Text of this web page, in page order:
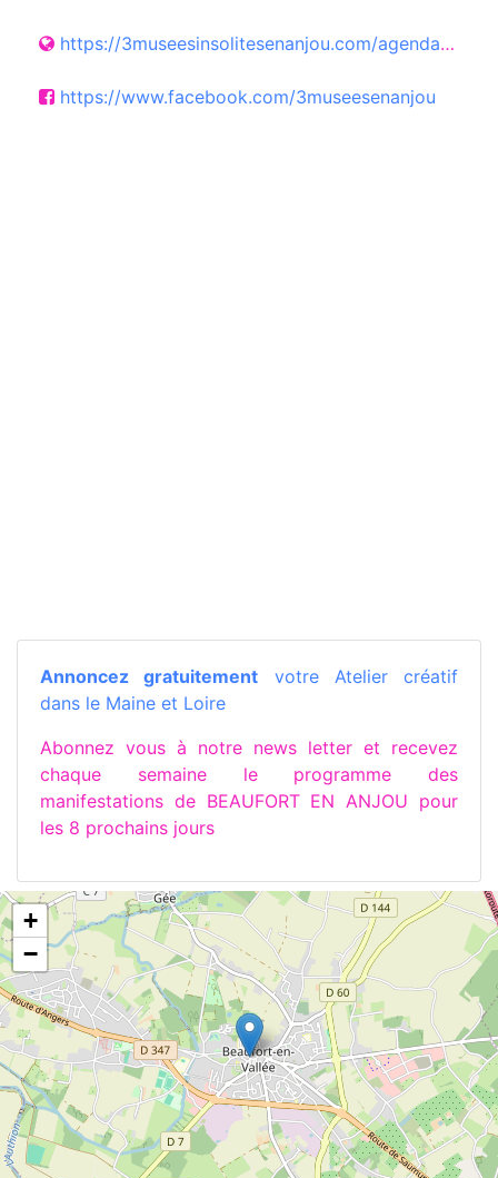
https://3museesinsolitesenanjou.com/agenda-joseph-denais/animation-famille-7-12-ans-traces-et-empreintes/
https://www.facebook.com/3museesenanjou
Annoncez gratuitement votre Atelier créatif
dans le Maine et Loire
Abonnez vous à notre news letter et recevez
chaque semaine le programme des
manifestations de BEAUFORT EN ANJOU pour
les 8 prochains jours
+
−